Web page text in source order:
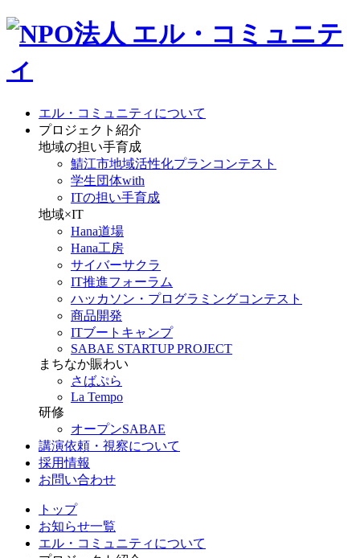
エル・コミュニティについて
プロジェクト紹介
地域の担い手育成
鯖江市地域活性化プランコンテスト
学生団体with
ITの担い手育成
地域×IT
Hana道場
Hana工房
サイバーサクラ
IT推進フォーラム
ハッカソン・プログラミングコンテスト
商品開発
ITブートキャンプ
SABAE STARTUP PROJECT
まちなか賑わい
さばぷら
La Tempo
研修
オープンSABAE
講演依頼・視察について
採用情報
お問い合わせ
トップ
お知らせ一覧
エル・コミュニティについて